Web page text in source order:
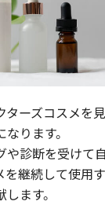
ターズコスメを
ります。
や診断を受けて
を継続して使用
ます。